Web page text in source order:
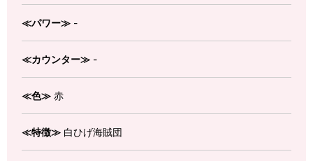
≪パワー≫ -
≪カウンター≫ -
≪色≫ 赤
≪特徴≫ 白ひげ海賊団